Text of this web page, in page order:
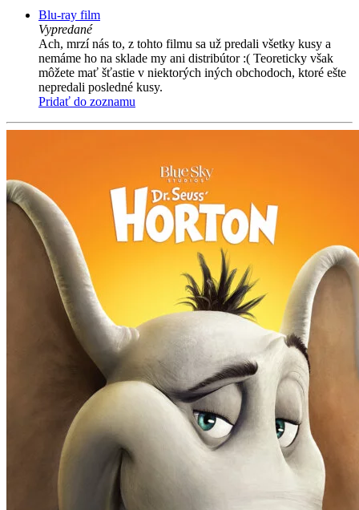
Blu-ray film
Vypredané
Ach, mrzí nás to, z tohto filmu sa už predali všetky kusy a
nemáme ho na sklade my ani distribútor :( Teoreticky však
môžete mať šťastie v niektorých iných obchodoch, ktoré ešte
nepredali posledné kusy.
Pridať do zoznamu